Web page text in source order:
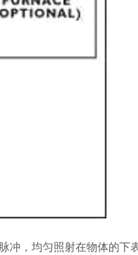
冲，均匀照射在物体的下